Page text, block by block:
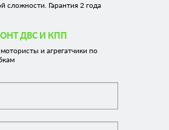
сложности. Гарантия 2 года
ДВС И КПП
и агрегатчики по